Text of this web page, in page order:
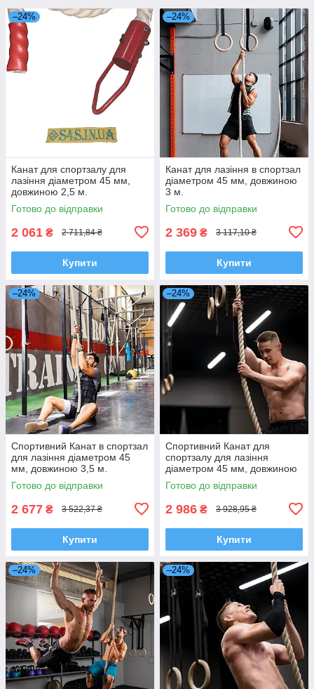
–24%
Канат для спортзалу для
лазіння діаметром 45 мм,
довжиною 2,5 м.
Готово до відправки
2 061 ₴ 2 711,84 ₴
Купити
–24%
Канат для лазіння в спортзал
діаметром 45 мм, довжиною
3 м.
Готово до відправки
2 369 ₴ 3 117,10 ₴
Купити
–24%
Спортивний Канат в спортзал
для лазіння діаметром 45
мм, довжиною 3,5 м.
Готово до відправки
2 677 ₴ 3 522,37 ₴
Купити
–24%
Спортивний Канат для
спортзалу для лазіння
діаметром 45 мм, довжиною
4 м.
Готово до відправки
2 986 ₴ 3 928,95 ₴
Купити
–24% –24%